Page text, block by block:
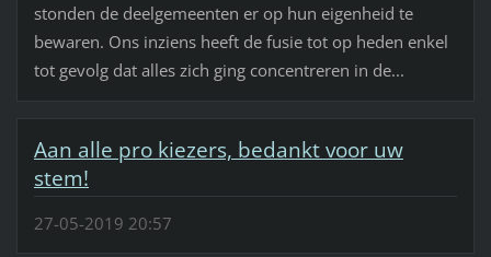
stonden de deelgemeenten er op hun eigenheid te
bewaren. Ons inziens heeft de fusie tot op heden enkel
tot gevolg dat alles zich ging concentreren in de...
Aan alle pro kiezers, bedankt voor uw
stem!
27-05-2019 20:57